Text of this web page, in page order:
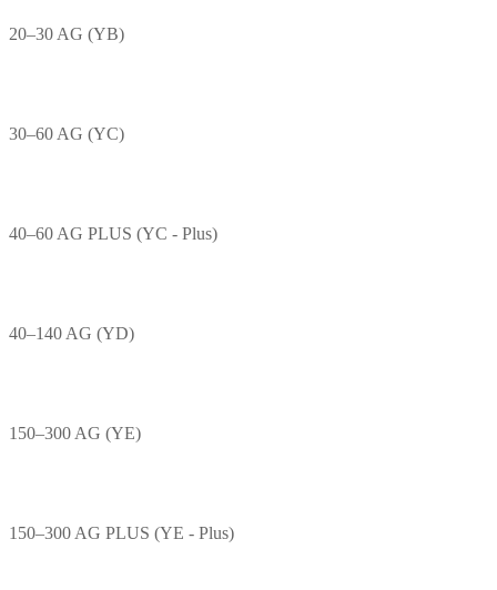
20–30 AG (YB)
30–60 AG (YC)
40–60 AG PLUS (YC - Plus)
40–140 AG (YD)
150–300 AG (YE)
150–300 AG PLUS (YE - Plus)